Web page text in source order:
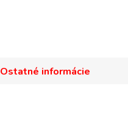
Ostatné informácie